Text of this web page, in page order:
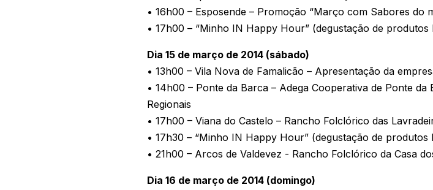
• 16h00 – Esposende – Promoção “Março com Sabores do
• 17h00 – “Minho IN Happy Hour” (degustação de produtos
Dia 15 de março de 2014 (sábado)
• 13h00 – Vila Nova de Famalicão – Apresentação da
• 14h00 – Ponte da Barca – Adega Cooperativa de Ponte
Regionais
• 17h00 – Viana do Castelo – Rancho Folclórico das
• 17h30 – “Minho IN Happy Hour” (degustação de produtos
• 21h00 – Arcos de Valdevez - Rancho Folclórico da Casa
Dia 16 de março de 2014 (domingo)